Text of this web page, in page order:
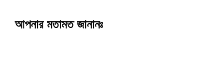
আপনার মতামত জানানঃ